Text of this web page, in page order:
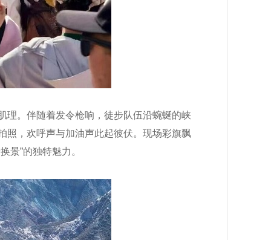
理。伴随着发令枪响，徒步队伍沿蜿蜒的峡
照，欢呼声与加油声此起彼伏。现场彩旗飘
景”的独特魅力。